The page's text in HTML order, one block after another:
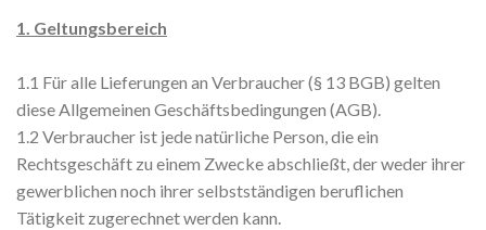
1. Geltungsbereich
1.1 Für alle Lieferungen an Verbraucher (§ 13 BGB) gelten
diese Allgemeinen Geschäftsbedingungen (AGB).
1.2 Verbraucher ist jede natürliche Person, die ein
Rechtsgeschäft zu einem Zwecke abschließt, der weder ihrer
gewerblichen noch ihrer selbstständigen beruflichen
Tätigkeit zugerechnet werden kann.